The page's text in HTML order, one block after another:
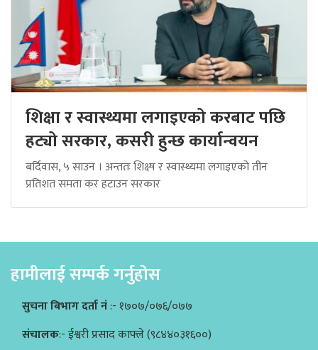
शिक्षा र स्वास्थ्यमा लगाइएको करबाट पछि
हट्यो सरकार, कसरी हुन्छ कार्यान्वयन
बर्दिवास, ५ साउन । अन्ततः शिक्ष्ष र स्वास्थ्यमा लगाइएको तीन
प्रतिशत समता कर हटाउन सरकार
हामीलाई सम्पर्क गर्नुहोस
सुचना बिभाग दर्ता नं:- १७०७/०७६/०७७
संचालक:- ईश्वरी प्रसाद काफ्ले (९८४४०३१६००)